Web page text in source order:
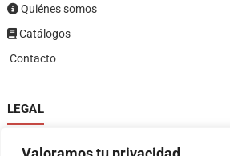
Quiénes somos
Catálogos
Contacto
LEGAL
Política de privacidad